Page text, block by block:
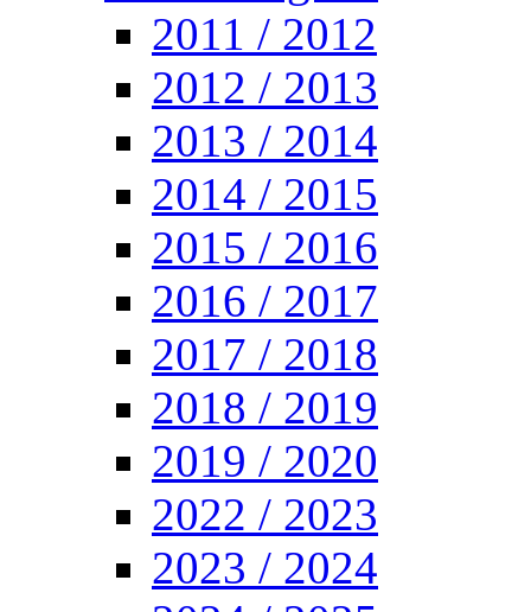
2011 / 2012
2012 / 2013
2013 / 2014
2014 / 2015
2015 / 2016
2016 / 2017
2017 / 2018
2018 / 2019
2019 / 2020
2022 / 2023
2023 / 2024